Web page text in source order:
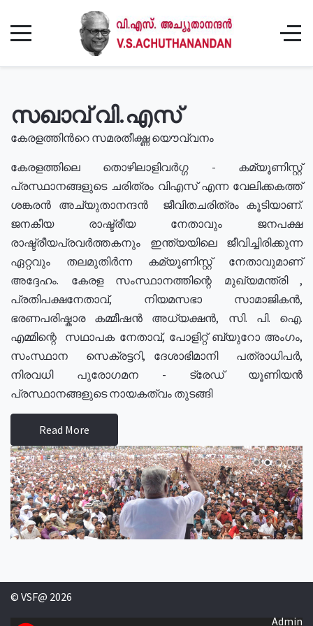
സഖാവ് വി.എസ്
കേരളത്തിൻറെ സമരതീക്ഷ്ണ യൌവ്വനം
കേരളത്തിലെ തൊഴിലാളിവർഗ്ഗ - കമ്യൂണിസ്റ്റ്
പ്രസ്ഥാനങ്ങളുടെ ചരിത്രം വിഎസ് എന്ന വേലിക്കകത്ത്
ശങ്കരൻ അച്യുതാനന്ദൻ ജീവിതചരിത്രം കൂടിയാണ്.
ജനകീയ രാഷ്ട്രീയ നേതാവും ജനപക്ഷ
രാഷ്ട്രീയപ്രവർത്തകനും ഇന്ത്യയിലെ ജീവിച്ചിരിക്കുന്ന
ഏറ്റവും തലമുതിർന്ന കമ്യൂണിസ്റ്റ് നേതാവുമാണ്
അദ്ദേഹം. കേരള സംസ്ഥാനത്തിന്റെ മുഖ്യമന്ത്രി ,
പ്രതിപക്ഷനേതാവ്, നിയമസഭാ സാമാജികൻ,
ഭരണപരിഷ്കാര കമ്മീഷൻ അധ്യക്ഷൻ, സി. പി. ഐ.
എമ്മിന്റെ സഥാപക നേതാവ്, പോളിറ്റ് ബ്യുറോ അംഗം,
സംസ്ഥാന സെക്രട്ടറി, ദേശാഭിമാനി പത്രാധിപർ,
നിരവധി പുരോഗമന - ട്രേഡ് യൂണിയൻ
പ്രസ്ഥാനങ്ങളുടെ നായകത്വം തുടങ്ങി
Read More
© VSF@ 2026
Admin